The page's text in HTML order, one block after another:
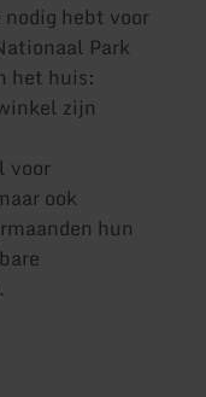
hebt voor
Park
het huis:
zijn
voor
ook
hun